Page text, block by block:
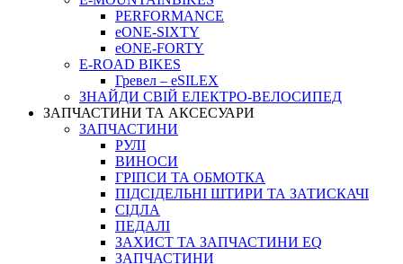
PERFORMANCE
eONE-SIXTY
eONE-FORTY
E-ROAD BIKES
Гревел – eSILEX
ЗНАЙДИ СВІЙ ЕЛЕКТРО-ВЕЛОСИПЕД
ЗАПЧАСТИНИ ТА АКСЕСУАРИ
ЗАПЧАСТИНИ
РУЛІ
ВИНОСИ
ГРІПСИ ТА ОБМОТКА
ПІДСІДЕЛЬНІ ШТИРИ ТА ЗАТИСКАЧІ
СІДЛА
ПЕДАЛІ
ЗАХИСТ ТА ЗАПЧАСТИНИ EQ
ЗАПЧАСТИНИ